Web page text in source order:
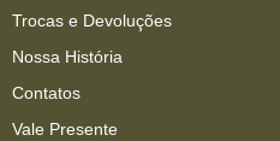
Trocas e Devoluções
Nossa História
Contatos
Vale Presente